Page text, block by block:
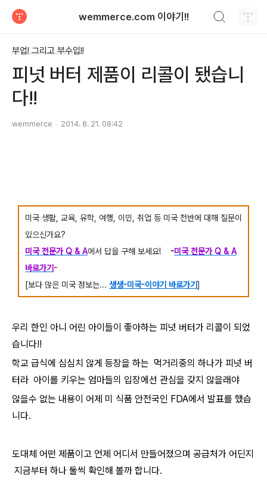
wemmerce.com 이야기!!
부업! 그리고 부수입!!
피넛 버터 제품이 리콜이 됐습니
다!!
wemmerce 2014. 8. 21. 08:42
미국 생활, 교육, 유학, 여행, 이민, 취업 등 미국 전반에 대해 질문이
있으신가요?
미국 전문가 Q & A에서 답을 구해 보세요! -미국 전문가 Q & A
바로가기 -
[보다 많은 미국 정보는... 생생-미국-이야기 바로가기 ]
우리 한인 아니 어린 아이들이 좋아하는 피넛 버터가 리콜이 되었
습니다!!
학교 급식에 심심치 않게 등장을 하는 먹거리중의 하나가 피넛 버
터라 아이를 키우는 엄마들의 입장에선 관심을 갖지 않을래야
않을수 없는 내용이 어제 미 식품 안전국인 FDA에서 발표를 했습
니다.
도대체 어떤 제품이고 언제 어디서 만들어졌으며 공급처가 어딘지
지금부터 하나 둘씩 확인해 볼까 합니다.